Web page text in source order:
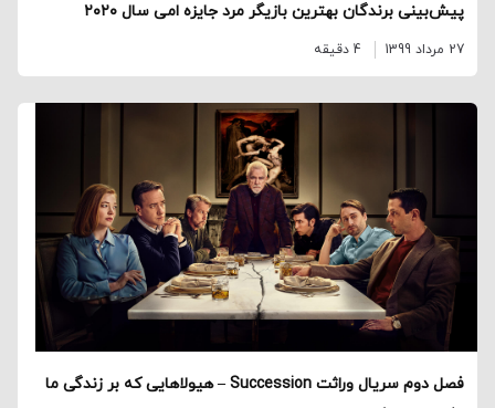
پیش‌بینی برندگان بهترین بازیگر مرد جایزه‌ امی سال ۲۰۲۰
27 مرداد 1399 4 دقیقه
فصل دوم سریال وراثت Succession – هیولاهایی که بر زندگی ما